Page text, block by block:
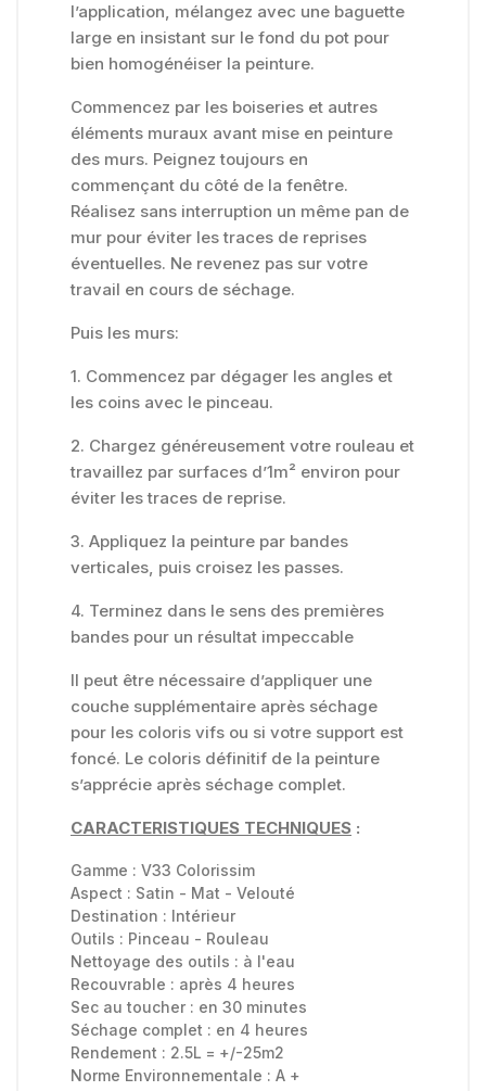
l’application, mélangez avec une baguette
large en insistant sur le fond du pot pour
bien homogénéiser la peinture.
Commencez par les boiseries et autres
éléments muraux avant mise en peinture
des murs. Peignez toujours en
commençant du côté de la fenêtre.
Réalisez sans interruption un même pan de
mur pour éviter les traces de reprises
éventuelles. Ne revenez pas sur votre
travail en cours de séchage.
Puis les murs:
1. Commencez par dégager les angles et
les coins avec le pinceau.
2. Chargez généreusement votre rouleau et
travaillez par surfaces d’1m² environ pour
éviter les traces de reprise.
3. Appliquez la peinture par bandes
verticales, puis croisez les passes.
4. Terminez dans le sens des premières
bandes pour un résultat impeccable
Il peut être nécessaire d’appliquer une
couche supplémentaire après séchage
pour les coloris vifs ou si votre support est
foncé. Le coloris définitif de la peinture
s’apprécie après séchage complet.
CARACTERISTIQUES TECHNIQUES :
Gamme : V33 Colorissim
Aspect : Satin - Mat - Velouté
Destination : Intérieur
Outils : Pinceau - Rouleau
Nettoyage des outils : à l'eau
Recouvrable : après 4 heures
Sec au toucher : en 30 minutes
Séchage complet : en 4 heures
Rendement : 2.5L = +/-25m2
Norme Environnementale : A +